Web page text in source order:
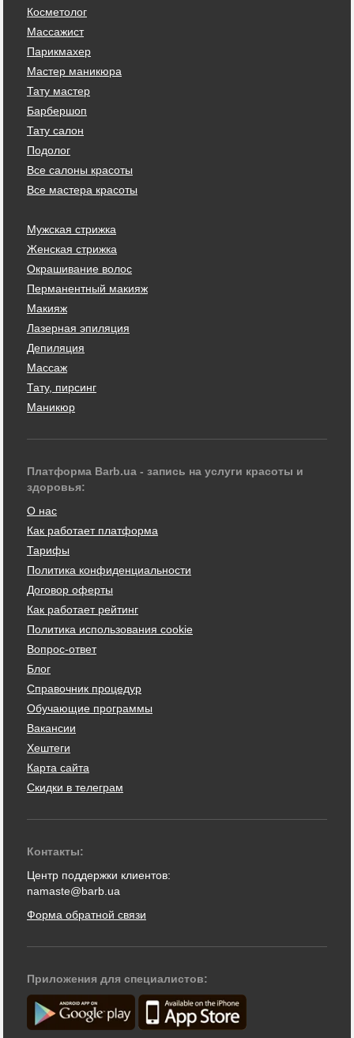
Косметолог
Массажист
Парикмахер
Мастер маникюра
Тату мастер
Барбершоп
Тату салон
Подолог
Все салоны красоты
Все мастера красоты
Мужская стрижка
Женская стрижка
Окрашивание волос
Перманентный макияж
Макияж
Лазерная эпиляция
Депиляция
Массаж
Тату, пирсинг
Маникюр
Платформа Barb.ua - запись на услуги красоты и
здоровья:
О нас
Как работает платформа
Тарифы
Политика конфиденциальности
Договор оферты
Как работает рейтинг
Политика использования cookie
Вопрос-ответ
Блог
Справочник процедур
Обучающие программы
Вакансии
Хештеги
Карта сайта
Скидки в телеграм
Контакты:
Центр поддержки клиентов:
namaste@barb.ua
Форма обратной связи
Приложения для специалистов: